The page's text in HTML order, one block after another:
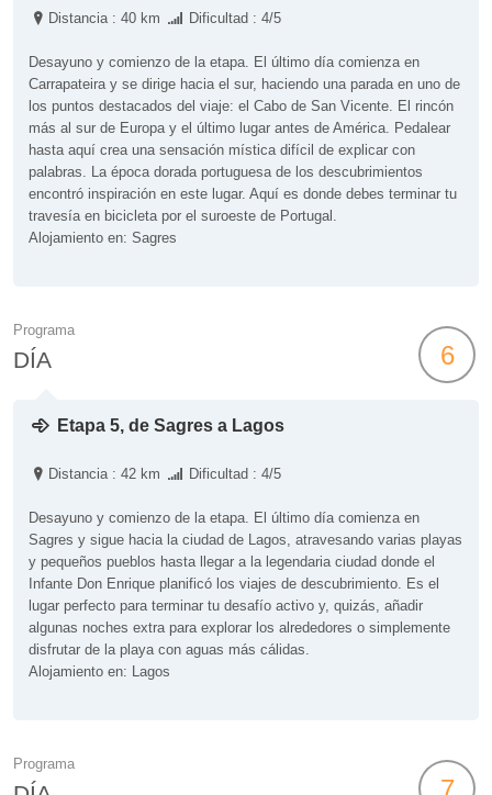
Distancia : 40 km Dificultad : 4/5
Desayuno y comienzo de la etapa. El último día comienza en
Carrapateira y se dirige hacia el sur, haciendo una parada en uno de
los puntos destacados del viaje: el Cabo de San Vicente. El rincón
más al sur de Europa y el último lugar antes de América. Pedalear
hasta aquí crea una sensación mística difícil de explicar con
palabras. La época dorada portuguesa de los descubrimientos
encontró inspiración en este lugar. Aquí es donde debes terminar tu
travesía en bicicleta por el suroeste de Portugal.
Alojamiento en: Sagres
Programa
DÍA 6
Etapa 5, de Sagres a Lagos
Distancia : 42 km Dificultad : 4/5
Desayuno y comienzo de la etapa. El último día comienza en
Sagres y sigue hacia la ciudad de Lagos, atravesando varias playas
y pequeños pueblos hasta llegar a la legendaria ciudad donde el
Infante Don Enrique planificó los viajes de descubrimiento. Es el
lugar perfecto para terminar tu desafío activo y, quizás, añadir
algunas noches extra para explorar los alrededores o simplemente
disfrutar de la playa con aguas más cálidas.
Alojamiento en: Lagos
Programa
7